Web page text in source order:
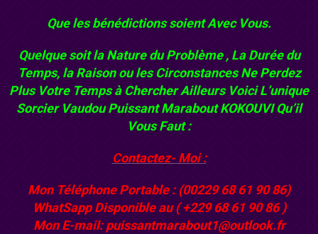
Que les bénédictions soient Avec Vous.
Quelque soit la Nature du Problème , La Durée du
Temps, la Raison ou les Circonstances Ne Perdez
Plus Votre Temps à Chercher Ailleurs Voici L’unique
Sorcier VaudouPuissant Marabout KOKOUVIQu’il
Vous Faut :
Contactez- Moi :
Mon Téléphone Portable : (00229 68 61 90 86)
WhatSapp Disponible au ( +229 68 61 90 86 )
Mon E-mail: puissantmarabout1@outlook.fr